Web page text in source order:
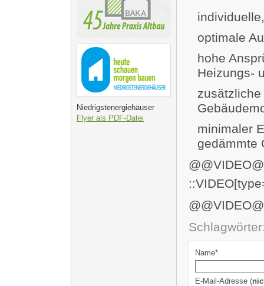
Niedrigstenergiehäuser
Flyer als PDF-Datei
optimale
hohe
Heizungs-
minimaler
gedämmte
Name*
E-Mail-Adresse (